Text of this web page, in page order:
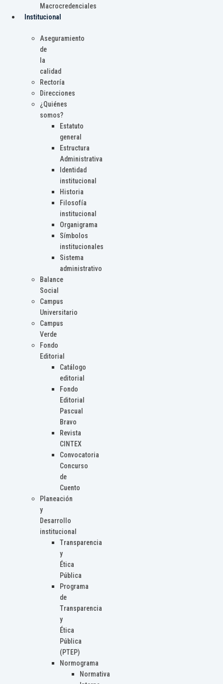
Macrocredenciales
Institucional
Aseguramiento
de
la
calidad
Rectoría
Direcciones
¿Quiénes
somos?
Estatuto
general
Estructura
Administrativa
Identidad
institucional
Historia
Filosofía
institucional
Organigrama
Símbolos
institucionales
Sistema
administrativo
Balance
Social
Campus
Universitario
Campus
Verde
Fondo
Editorial
Catálogo
editorial
Fondo
Editorial
Pascual
Bravo
Revista
CINTEX
Convocatoria
Concurso
de
Cuento
Planeación
y
Desarrollo
institucional
Transparencia
y
Ética
Pública
Programa
de
Transparencia
y
Ética
Pública
(PTEP)
Normograma
Normativa